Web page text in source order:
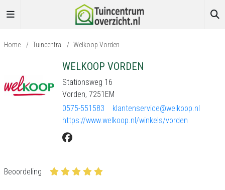
Home / Tuincentra / Welkoop Vorden
WELKOOP VORDEN
Stationsweg 16
Vorden, 7251EM
0575-551583
klantenservice@welkoop.nl
https://www.welkoop.nl/winkels/vorden
Beoordeling